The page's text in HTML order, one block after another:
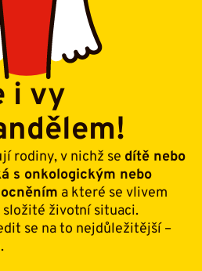
i vy
rodiny, v nichž se dítě nebo
s onkologickým nebo
a které se vlivem
životní situaci.
se na to nejdůležitější –